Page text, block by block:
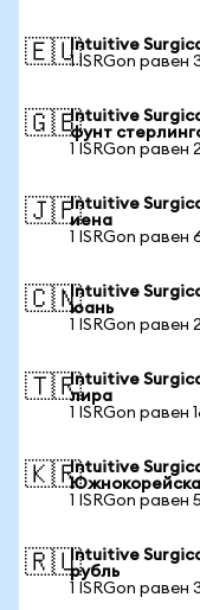
🇪🇺Intuitive
1 ISRGon равен
🇬🇧Intuitive
фунт
1 ISRGon равен
🇯🇵Intuitive
иена
1 ISRGon равен
🇨🇳Intuitive
юань
1 ISRGon равен
🇹🇷Intuitive
лира
1 ISRGon равен
🇰🇷Intuitive
1 ISRGon равен
🇷🇺Intuitive
рубль
1 ISRGon равен